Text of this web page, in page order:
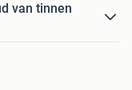
van tinnen